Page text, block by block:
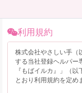
利用規約
株式会社やさしい手（
する当社登録ヘルパー
『もばイルカ』」（
とおり利用規約を定め